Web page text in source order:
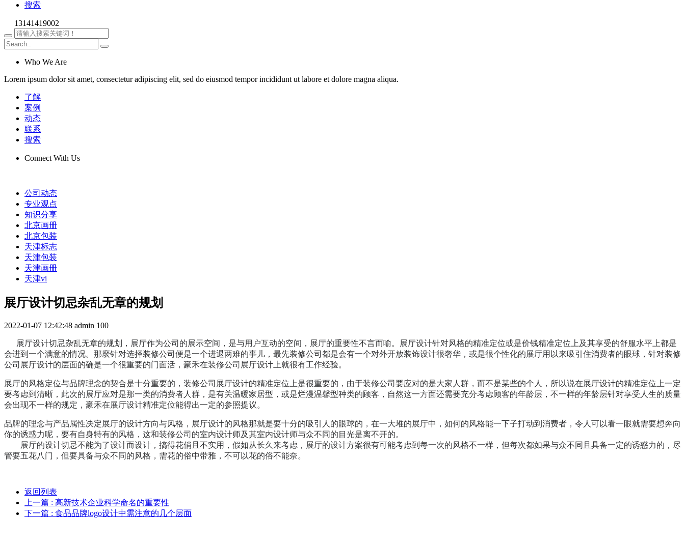
搜索
13141419002
Who We Are
Lorem ipsum dolor sit amet, consectetur adipiscing elit, sed do eiusmod tempor incididunt ut labore et dolore magna aliqua.
了解
案例
动态
联系
搜索
Connect With Us
公司动态
专业观点
知识分享
北京画册
北京包装
天津标志
天津包装
天津画册
天津vi
展厅设计切忌杂乱无章的规划
2022-01-07 12:42:48 admin 100
展厅设计切忌杂乱无章的规划，展厅作为公司的展示空间，是与用户互动的空间，展厅的重要性不言而喻。展厅设计针对风格的精准定位或是价钱精准定位上及其享受的舒服水平上都是
会进到一个满意的情况。那麼针对选择装修公司便是一个进退两难的事儿，最先装修公司都是会有一个对外开放装饰设计很奢华，或是很个性化的展厅用以来吸引住消费者的眼球，针对装修
公司展厅设计的层面的确是一个很重要的门面活，豪禾在装修公司展厅设计上就很有工作经验。
展厅的风格定位与品牌理念的契合是十分重要的， 装修公司展厅设计的精准定位上是很重要的，由于装修公司要应对的是大家人群，而不是某些的个人，所以说在展厅设计的精准定位上一定
要考虑到清晰，此次的展厅应对是那一类的消费者人群，是有关温暖家居型，或是烂漫温馨型种类的顾客，自然这一方面还需要充分考虑顾客的年龄层，不一样的年龄层针对享受人生的质量
会出现不一样的规定，豪禾在展厅设计精准定位能得出一定的参照提议。
品牌的理念与产品属性决定展厅的设计方向与风格，展厅设计的风格那就是要十分的吸引人的眼球的，在一大堆的展厅中，如何的风格能一下子打动到消费者，令人可以看一眼就需要想奔向
你的诱惑力呢，要有自身特有的风格，这和装修公司的室内设计师及其室内设计师与众不同的目光是离不开的。
展厅的设计切忌不能为了设计而设计，搞得花俏且不实用，假如从长久来考虑，展厅的设计方案很有可能考虑到每一次的风格不一样，但每次都如果与众不同且具备一定的诱惑力的，尽
管要五花八门，但要具备与众不同的风格，需花的俗中带雅，不可以花的俗不能奈。
返回列表
上一篇 : 高新技术企业科学命名的重要性
下一篇 : 食品品牌logo设计中需注意的几个层面